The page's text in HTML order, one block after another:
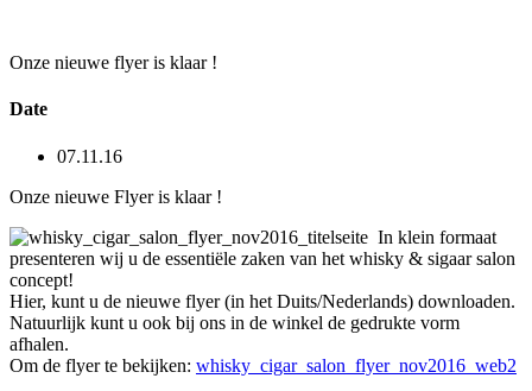
Onze nieuwe flyer is klaar !
Date
07.11.16
Onze nieuwe Flyer is klaar !
In klein formaat
presenteren wij u de essentiële zaken van het whisky & sigaar salon
concept!
Hier, kunt u de nieuwe flyer (in het Duits/Nederlands) downloaden.
Natuurlijk kunt u ook bij ons in de winkel de gedrukte vorm
afhalen.
Om de flyer te bekijken: whisky_cigar_salon_flyer_nov2016_web2